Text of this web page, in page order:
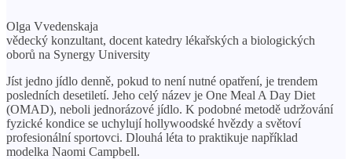
Olga Vvedenskaja
vědecký konzultant, docent katedry lékařských a biologických
oborů na Synergy University
Jíst jedno jídlo denně, pokud to není nutné opatření, je trendem
posledních desetiletí. Jeho celý název je One Meal A Day Diet
(OMAD), neboli jednorázové jídlo. K podobné metodě udržování
fyzické kondice se uchylují hollywoodské hvězdy a světoví
profesionální sportovci. Dlouhá léta to praktikuje například
modelka Naomi Campbell.